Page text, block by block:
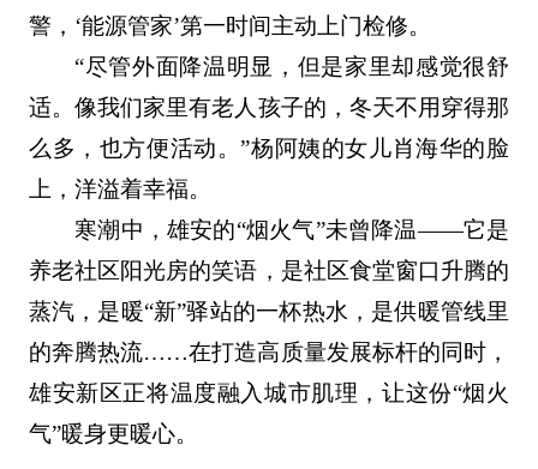
警，‘能源管家’第一时间主动上门检修。
“尽管外面降温明显，但是家里却感觉很舒
适。像我们家里有老人孩子的，冬天不用穿得那
么多，也方便活动。”杨阿姨的女儿肖海华的脸
上，洋溢着幸福。
寒潮中，雄安的“烟火气”未曾降温——它是
养老社区阳光房的笑语，是社区食堂窗口升腾的
蒸汽，是暖“新”驿站的一杯热水，是供暖管线里
的奔腾热流……在打造高质量发展标杆的同时，
雄安新区正将温度融入城市肌理，让这份“烟火
气”暖身更暖心。